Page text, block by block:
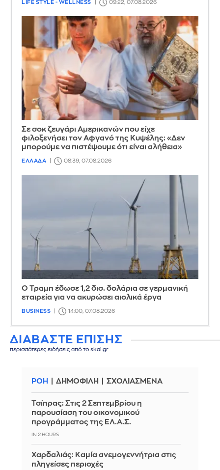
LIFE STYLE - WELLNESS 09:22, 07.08.2026
Σε σοκ ζευγάρι Αμερικανών που είχε
φιλοξενήσει τον Αφγανό της Κυψέλης: «Δεν
μπορούμε να πιστέψουμε ότι είναι αλήθεια»
ΕΛΛΑΔΑ 08:39, 07.08.2026
Ο Τραμπ έδωσε 1,2 δισ. δολάρια σε γερμανική
εταιρεία για να ακυρώσει αιολικά έργα
BUSINESS 14:00, 07.08.2026
ΔΙΑΒΑΣΤΕ ΕΠΙΣΗΣ
περισσότερες ειδήσεις από το skai.gr
ΡΟΗ ΔΗΜΟΦΙΛΗ ΣΧΟΛΙΑΣΜΕΝΑ
Τσίπρας: Στις 2 Σεπτεμβρίου η
παρουσίαση του οικονομικού
προγράμματος της ΕΛ.Α.Σ.
IN 2 HOURS
Χαρδαλιάς: Καμία ανεμογεννήτρια στις
πληγείσες περιοχές